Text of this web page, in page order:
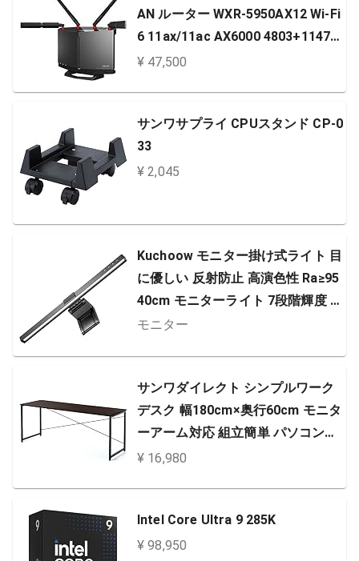
AN ルーター WXR-5950AX12 Wi-Fi
6 11ax/11ac AX6000 4803+1147M
bps 日本メーカー【iPhone13/12/1
¥ 47,500
サンワサプライ CPUスタンド CP-0
33
¥ 2,045
Kuchoow モニター掛け式ライト 目
に優しい 反射防止 高演色性 Ra≥95
40cm モニターライト 7段階輝度 3
段階色温度 無段階調光 非対称光学
ブル付き X-02
モニター
サンワダイレクト シンプルワーク
デスク 幅180cm×奥行60cm モニタ
ーアーム対応 組立簡単 パソコンデ
スク ブラウン 100-DESKF007BR
¥ 16,980
Intel Core Ultra 9 285K
¥ 98,950